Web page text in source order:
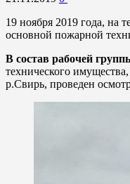
19 ноября 2019 года, на
основной пожарной
В состав рабочей
технического
р.Свирь, проведен